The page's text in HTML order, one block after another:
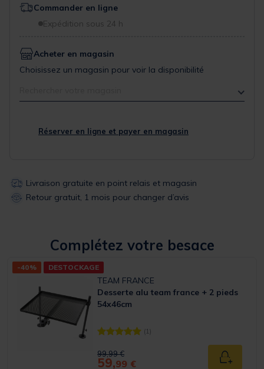
Commander en ligne
Expédition sous 24 h
Acheter en magasin
Choisissez un magasin pour voir la disponibilité
Réserver en ligne et payer en magasin
Livraison gratuite en point relais et magasin
Retour gratuit, 1 mois pour changer d’avis
Complétez votre besace
-40% DESTOCKAGE
TEAM FRANCE
Desserte alu team france + 2 pieds
54x46cm
[object Object] out of 5 Customer Rating
(1)
Price reduced from
99,99 €to
59,99 € Ajouter